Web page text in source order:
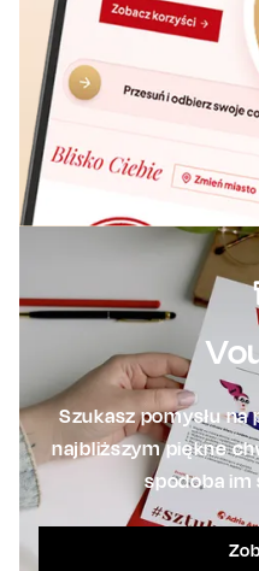
Szukasz pomysłu
najbliższym piękne
spodoba im